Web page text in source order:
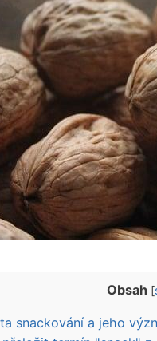
Obsah [
snackování a jeho